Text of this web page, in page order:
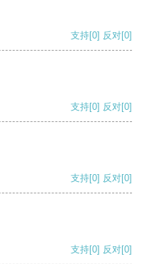
支持[0] 反对[0]
支持[0] 反对[0]
支持[0] 反对[0]
支持[0] 反对[0]